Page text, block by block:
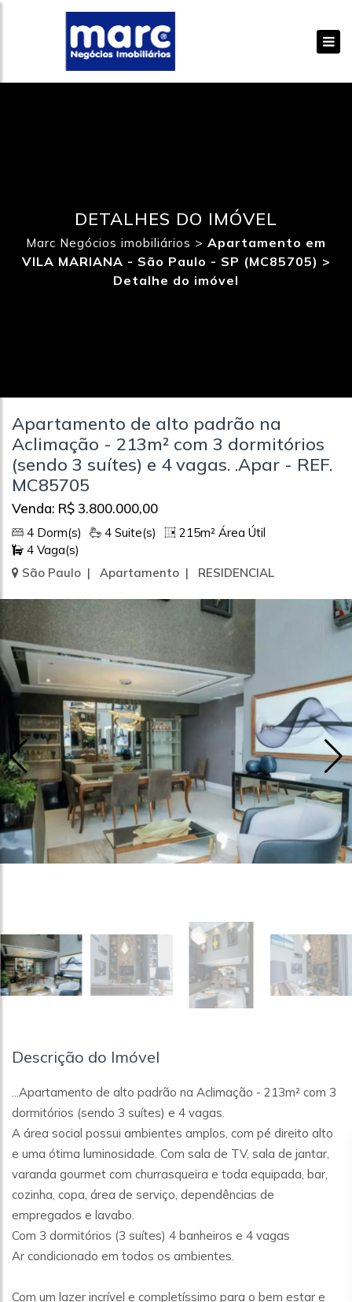
DETALHES DO IMÓVEL
Marc Negócios imobiliários > Apartamento em
VILA MARIANA - São Paulo - SP (MC85705) >
Detalhe do imóvel
Apartamento de alto padrão na
Aclimação - 213m² com 3 dormitórios
(sendo 3 suítes) e 4 vagas. .Apar - REF.
MC85705
Venda: R$ 3.800.000,00
4 Dorm(s) 4 Suite(s)
215m² Área Útil
4 Vaga(s)
São Paulo | Apartamento | RESIDENCIAL
Descrição do Imóvel
...Apartamento de alto padrão na Aclimação - 213m² com 3
dormitórios (sendo 3 suítes) e 4 vagas.
A área social possui ambientes amplos, com pé direito alto
e uma ótima luminosidade. Com sala de TV, sala de jantar,
varanda gourmet com churrasqueira e toda equipada, bar,
cozinha, copa, área de serviço, dependências de
empregados e lavabo.
Com 3 dormitórios (3 suítes) 4 banheiros e 4 vagas
Ar condicionado em todos os ambientes.
Com um lazer incrível e completíssimo para o bem estar e